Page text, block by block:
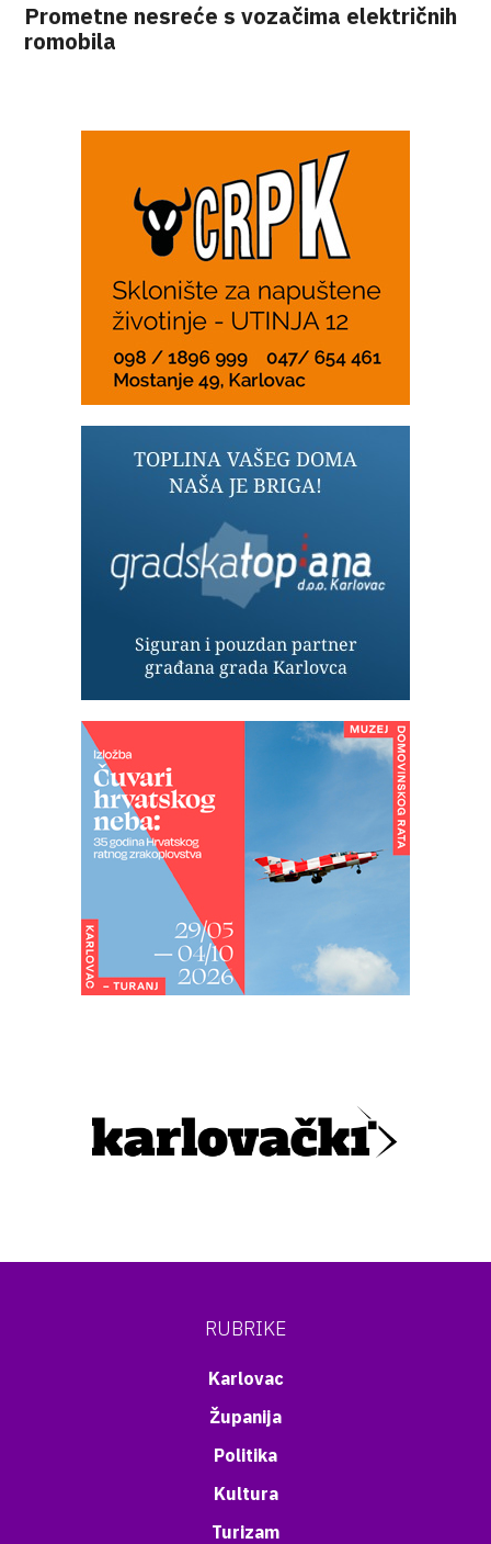
Prometne nesreće s vozačima električnih
romobila
RUBRIKE
Karlovac
Županija
Politika
Kultura
Turizam